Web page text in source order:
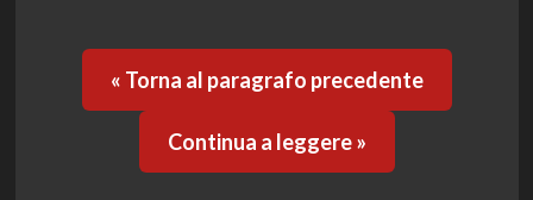
« Torna al paragrafo precedente
Continua a leggere »